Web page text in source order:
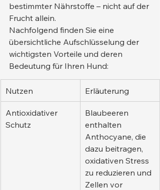
bestimmter Nährstoffe – nicht auf der
Frucht allein.
Nachfolgend finden Sie eine
übersichtliche Aufschlüsselung der
wichtigsten Vorteile und deren
Bedeutung für Ihren Hund:
Nutzen Erläuterung
Antioxidativer
Schutz
Blaubeeren
enthalten
Anthocyane, die
dazu beitragen,
oxidativen Stress
zu reduzieren und
Zellen vor